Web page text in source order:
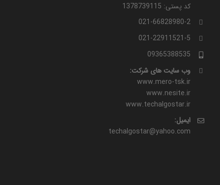
کد پستی: 1378739115
021-66828980-2
021-22911521-5
09365388535
وب سایت های شرکت:
www.mero-tsk.ir
www.nesite.ir
www.techalgostar.ir
ایمیل:
techalgostar@yahoo.com